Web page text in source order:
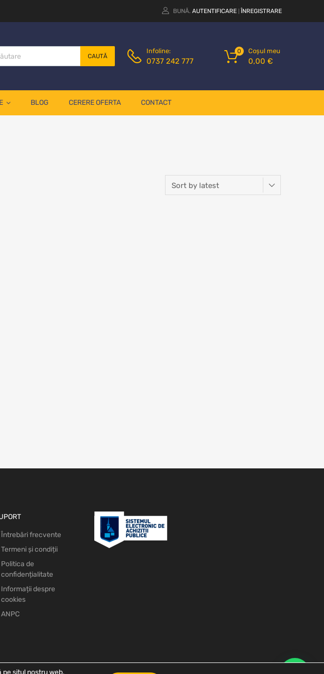
BUNĂ. AUTENTIFICARE ÎNREGISTRARE
CAUTĂ
Infoline:
0737 242 777
Coșul meu
0,00 €
0
BLOG CERERE OFERTA CONTACT
Întrebări frecvente
Termeni și condiții
Politica de
confidențialitate
Informații despre
cookies
ANPC
situl nostru web.